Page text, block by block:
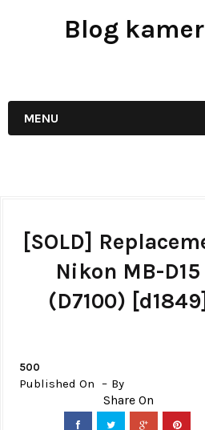
Blog
MENU
[SOLD]
Nikon MB-D15
(D7100) [d1849]
500
Published On By